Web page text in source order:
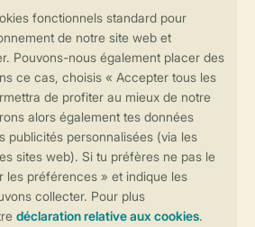
rapides et sécurisées
des données
Center.